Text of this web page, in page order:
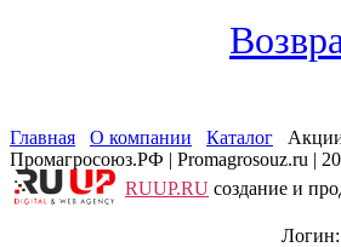
Главная О компании Каталог
Промагросоюз.РФ | Promagrosouz.ru |
RUUP.RU создание и
Логин: